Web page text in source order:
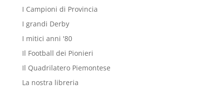
I Campioni di Provincia
I grandi Derby
I mitici anni '80
Il Football dei Pionieri
Il Quadrilatero Piemontese
La nostra libreria